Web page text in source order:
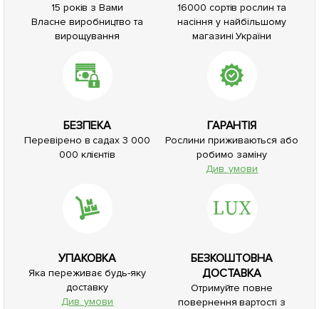
15 років з Вами
Власне виробництво та
вирощування
16000 сортів рослин та
насіння у найбільшому
магазині України
БЕЗПЕКА
Перевірено в садах 3 000
000 клієнтів
ГАРАНТІЯ
Рослини приживаються або
робимо заміну
Див. умови
УПАКОВКА
Яка переживає будь-яку
доставку
Див. умови
БЕЗКОШТОВНА
ДОСТАВКА
Отримуйте повне
повернення вартості з